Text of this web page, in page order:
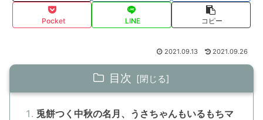
Pocket LINE コピー
2021.09.13 2021.09.26
目次
兎餅つく中秋の名月、うさちゃんもいるもちマ